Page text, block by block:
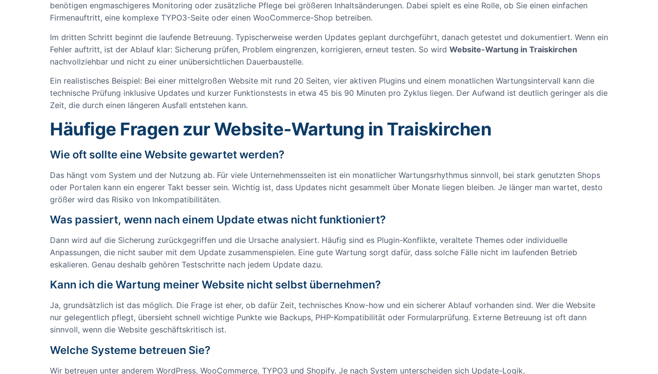
benötigen engmaschigeres Monitoring oder zusätzliche Pflege bei größeren Inhaltsänderungen. Dabei spielt es eine Rolle, ob Sie einen einfachen
Firmenauftritt, eine komplexe TYPO3-Seite oder einen WooCommerce-Shop betreiben.
Im dritten Schritt beginnt die laufende Betreuung. Typischerweise werden Updates geplant durchgeführt, danach getestet und dokumentiert. Wenn ein
Fehler auftritt, ist der Ablauf klar: Sicherung prüfen, Problem eingrenzen, korrigieren, erneut testen. So wird Website-Wartung in Traiskirchen
nachvollziehbar und nicht zu einer unübersichtlichen Dauerbaustelle.
Ein realistisches Beispiel: Bei einer mittelgroßen Website mit rund 20 Seiten, vier aktiven Plugins und einem monatlichen Wartungsintervall kann die
technische Prüfung inklusive Updates und kurzer Funktionstests in etwa 45 bis 90 Minuten pro Zyklus liegen. Der Aufwand ist deutlich geringer als die
Zeit, die durch einen längeren Ausfall entstehen kann.
Häufige Fragen zur Website-Wartung in Traiskirchen
Wie oft sollte eine Website gewartet werden?
Das hängt vom System und der Nutzung ab. Für viele Unternehmensseiten ist ein monatlicher Wartungsrhythmus sinnvoll, bei stark genutzten Shops
oder Portalen kann ein engerer Takt besser sein. Wichtig ist, dass Updates nicht gesammelt über Monate liegen bleiben. Je länger man wartet, desto
größer wird das Risiko von Inkompatibilitäten.
Was passiert, wenn nach einem Update etwas nicht funktioniert?
Dann wird auf die Sicherung zurückgegriffen und die Ursache analysiert. Häufig sind es Plugin-Konflikte, veraltete Themes oder individuelle
Anpassungen, die nicht sauber mit dem Update zusammenspielen. Eine gute Wartung sorgt dafür, dass solche Fälle nicht im laufenden Betrieb
eskalieren. Genau deshalb gehören Testschritte nach jedem Update dazu.
Kann ich die Wartung meiner Website nicht selbst übernehmen?
Ja, grundsätzlich ist das möglich. Die Frage ist eher, ob dafür Zeit, technisches Know-how und ein sicherer Ablauf vorhanden sind. Wer die Website
nur gelegentlich pflegt, übersieht schnell wichtige Punkte wie Backups, PHP-Kompatibilität oder Formularprüfung. Externe Betreuung ist oft dann
sinnvoll, wenn die Website geschäftskritisch ist.
Welche Systeme betreuen Sie?
Wir betreuen unter anderem WordPress, WooCommerce, TYPO3 und Shopify. Je nach System unterscheiden sich Update-Logik,